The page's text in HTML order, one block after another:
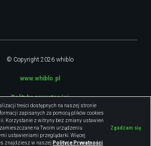
treści dostępnych na naszej stronie
zapisanych za pomocą plików cookies
Korzystanie z witryny bez zmiany ustawień
na Twoim urządzeniu
ustawieniami przeglądarki. Więcej
znajdziesz w naszej Polityce Prywatności
Zgadzam się
© Copyright 2026 whiblo
www.whiblo.pl
Polityka prywatności
Regulamin
Webdesign byWebidea.pl